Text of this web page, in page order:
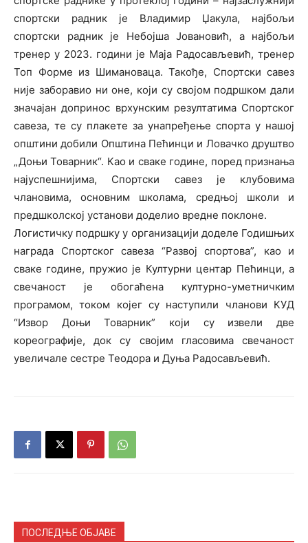
спортски радник је Владимир Џакула, најбољи
спортски радник је Небојша Јовановић, а најбољи
тренер у 2023. години је Маја Радосављевић, тренер
Топ Форме из Шимановаца. Такође, Спортски савез
није заборавио ни оне, који су својом подршком дали
значајан допринос врхунским резултатима Спортског
савеза, те су плакете за унапређење спорта у нашој
општини добили Општина Пећинци и Ловачко друштво
„Доњи Товарник“. Као и сваке године, поред признања
најуспешнијима, Спортски савез је клубовима
члановима, основним школама, средњој школи и
предшколској установи доделио вредне поклоне.
Логистичку подршку у организацији доделе Годишњих
награда Спортског савеза “Развој спортова”, као и
сваке године, пружио је Културни центар Пећинци, а
свечаност је обогаћена културно-уметничким
програмом, током којег су наступили чланови КУД
“Извор Доњи Товарник” који су извели две
кореографије, док су својим гласовима свечаност
увеличале сестре Теодора и Дуња Радосављевић.
ПОСЛЕДЊЕ ОБЈАВЕ